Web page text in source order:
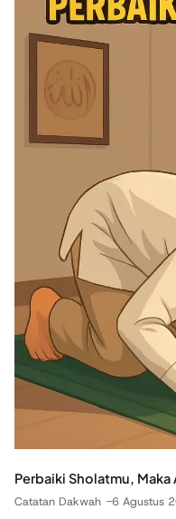
Perbaiki Sholatmu,
Catatan Dakwah 6 Agustus